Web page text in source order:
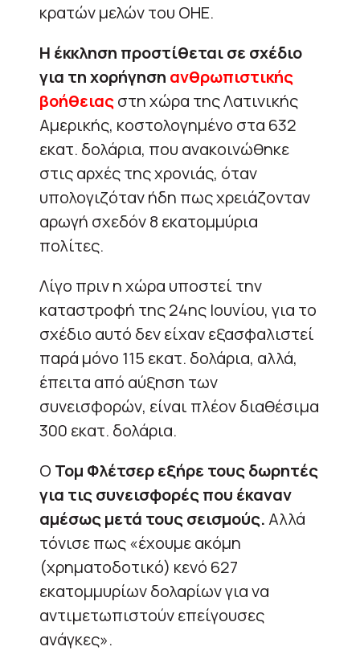
κρατών μελών του ΟΗΕ.
Η έκκληση προστίθεται σε σχέδιο
για τη χορήγηση ανθρωπιστικής
βοήθειαςστη χώρα της Λατινικής
Αμερικής, κοστολογημένο στα 632
εκατ. δολάρια, που ανακοινώθηκε
στις αρχές της χρονιάς, όταν
υπολογιζόταν ήδη πως χρειάζονταν
αρωγή σχεδόν 8 εκατομμύρια
πολίτες.
Λίγο πριν η χώρα υποστεί την
καταστροφή της 24ης Ιουνίου, για το
σχέδιο αυτό δεν είχαν εξασφαλιστεί
παρά μόνο 115 εκατ. δολάρια, αλλά,
έπειτα από αύξηση των
συνεισφορών, είναι πλέον διαθέσιμα
300 εκατ. δολάρια.
Ο Τομ Φλέτσερ εξήρε τους δωρητές
για τις συνεισφορές που έκαναν
αμέσως μετά τους σεισμούς. Αλλά
τόνισε πως «έχουμε ακόμη
(χρηματοδοτικό) κενό 627
εκατομμυρίων δολαρίων για να
αντιμετωπιστούν επείγουσες
ανάγκες».